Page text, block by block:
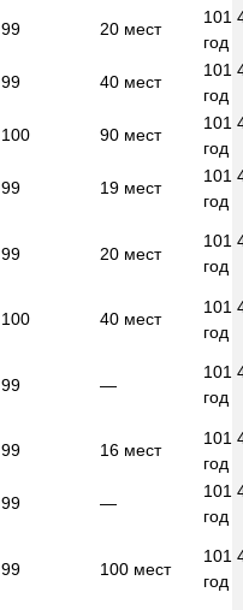
99 20 мест
101
год
99 40 мест
101
год
100 90 мест
101
год
99 19 мест
101
год
99 20 мест
101
год
100 40 мест
101
год
99 —
101
год
99 16 мест
101
год
99 —
101
год
99 100 мест
101
год